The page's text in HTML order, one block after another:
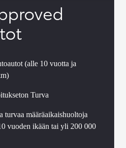
(alle 10 vuotta ja
Turva
turvaa määräaikaishuoltoja
vuoden ikään tai yli 200 000